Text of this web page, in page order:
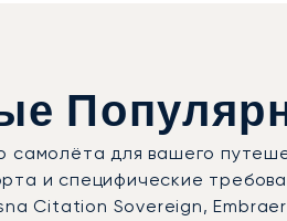
самолёта для вашего
и специфические
Citation Sovereign,